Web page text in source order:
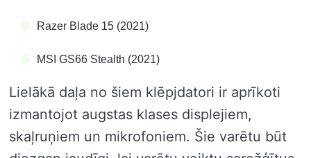
Razer Blade 15 (2021)
MSI GS66 Stealth (2021)
Lielākā daļa no šiem klēpjdatori ir aprīkoti
izmantojot augstas klases displejiem,
skaļruņiem un mikrofoniem. Šie varētu būt